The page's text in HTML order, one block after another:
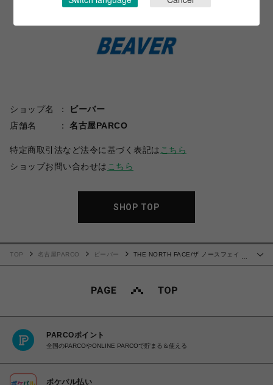
ショップ名
ビーバー
店舗名
名古屋PARCO
特定商取引法など法令に基づく表記は こちら
ショップお問い合わせは こちら
SHOP TOP
…
TOP 名古屋PARCO ビーバー
THE NORTH FACE/ザ ノースフェイ
PARCOポイント
全国のPARCOやONLINE PARCOで貯まる＆使える
ポケパル払い